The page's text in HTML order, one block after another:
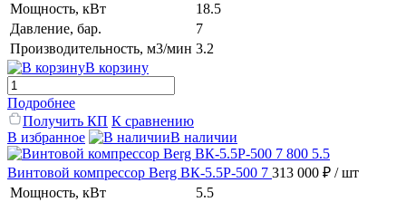
Мощность, кВт
18.5
Давление, бар.
7
Производительность, м3/мин 3.2
В корзину
Подробнее
Получить КП К сравнению
В избранное
В наличии
Винтовой компрессор Berg ВК-5.5Р-500 7 313 000 ₽ / шт
Мощность, кВт
5.5